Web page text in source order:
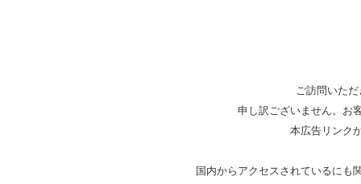
ご訪問いた
申し訳ございません。お
本広告リンク
国内からアクセスされているにも